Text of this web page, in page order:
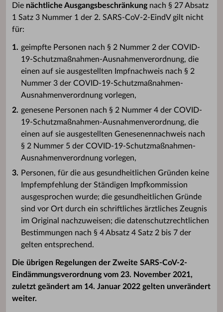
Die nächtliche Ausgangsbeschränkungnach § 27 Absatz
1 Satz 3 Nummer 1 der 2. SARS-CoV-2-EindV gilt nicht
für:
geimpfte Personen nach § 2 Nummer 2 der COVID-
19-Schutzmaßnahmen-Ausnahmenverordnung, die
einen auf sie ausgestellten Impfnachweis nach § 2
Nummer 3 der COVID-19-Schutzmaßnahmen-
Ausnahmenverordnung vorlegen,
genesene Personen nach § 2 Nummer 4 der COVID-
19-Schutzmaßnahmen-Ausnahmenverordnung, die
einen auf sie ausgestellten Genesenennachweis nach
§ 2 Nummer 5 der COVID-19-Schutzmaßnahmen-
Ausnahmenverordnung vorlegen,
Personen, für die aus gesundheitlichen Gründen keine
Impfempfehlung der Ständigen Impfkommission
ausgesprochen wurde; die gesundheitlichen Gründe
sind vor Ort durch ein schriftliches ärztliches Zeugnis
im Original nachzuweisen; die datenschutzrechtlichen
Bestimmungen nach § 4 Absatz 4 Satz 2 bis 7 der
gelten entsprechend.
Die übrigen Regelungen der Zweite SARS-CoV-2-
Eindämmungsverordnung vom 23. November 2021,
zuletzt geändert am 14. Januar 2022 gelten unverändert
weiter.